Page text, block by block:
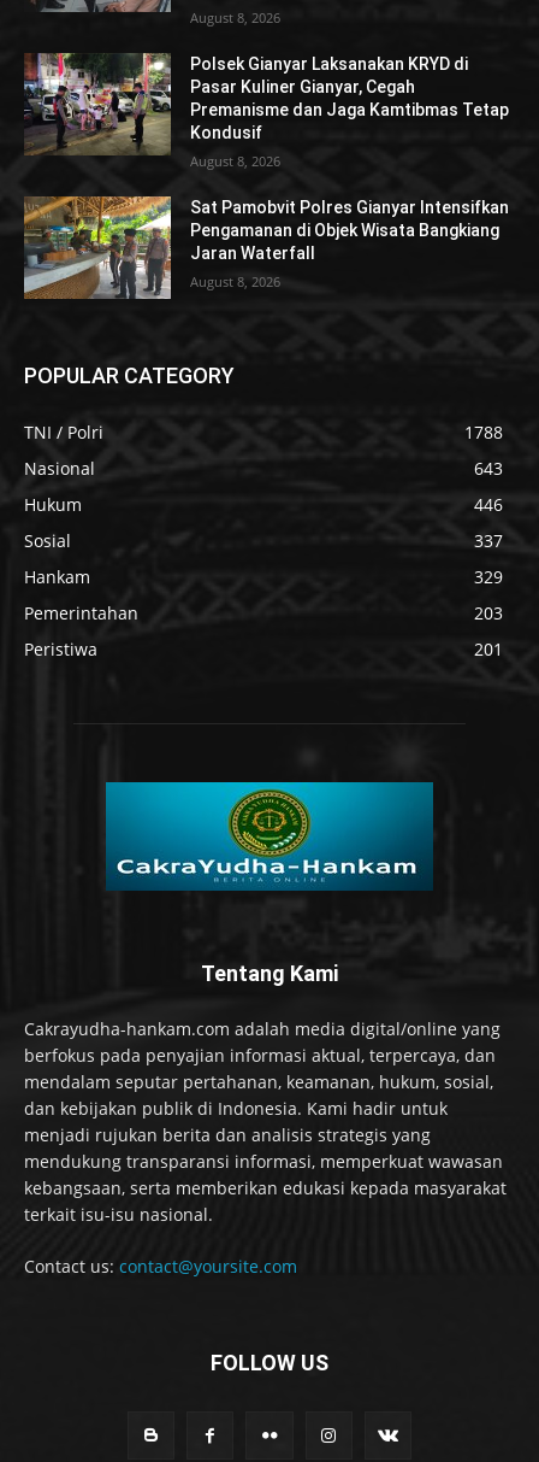
August 8, 2026
Polsek Gianyar Laksanakan KRYD di
Pasar Kuliner Gianyar, Cegah
Premanisme dan Jaga Kamtibmas Tetap
Kondusif
August 8, 2026
Sat Pamobvit Polres Gianyar Intensifkan
Pengamanan di Objek Wisata Bangkiang
Jaran Waterfall
August 8, 2026
POPULAR CATEGORY
TNI / Polri
1788
Nasional
643
Hukum
446
Sosial
337
Hankam
329
Pemerintahan
203
Peristiwa
201
Tentang Kami
Cakrayudha-hankam.com adalah media digital/online yang
berfokus pada penyajian informasi aktual, terpercaya, dan
mendalam seputar pertahanan, keamanan, hukum, sosial,
dan kebijakan publik di Indonesia. Kami hadir untuk
menjadi rujukan berita dan analisis strategis yang
mendukung transparansi informasi, memperkuat wawasan
kebangsaan, serta memberikan edukasi kepada masyarakat
terkait isu-isu nasional.
Contact us: contact@yoursite.com
FOLLOW US